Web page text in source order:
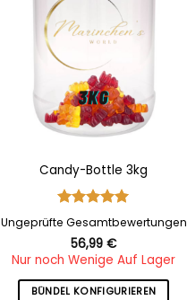
Candy-Bottle 3kg
Bewertet
Ungeprüfte Gesamtbewertungen
56,99 €
Nur noch Wenige Auf Lager
BÜNDEL KONFIGURIEREN